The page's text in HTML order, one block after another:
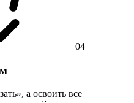
04
а освоить все